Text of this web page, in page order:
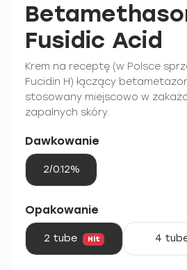
Fusidic Acid
Krem na receptę (w Polsce
Fucidin H) łączący
stosowany miejscowo w
zapalnych skóry.
Dawkowanie
2/0.12%
Opakowanie
2 tube Hit 4